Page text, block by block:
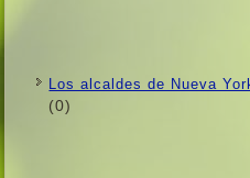
Los alcaldes de Nueva
(0)